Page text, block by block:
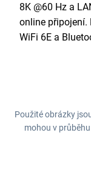
8K @60 Hz a
online připojení.
WiFi 6E a
Použité obrázky
mohou v